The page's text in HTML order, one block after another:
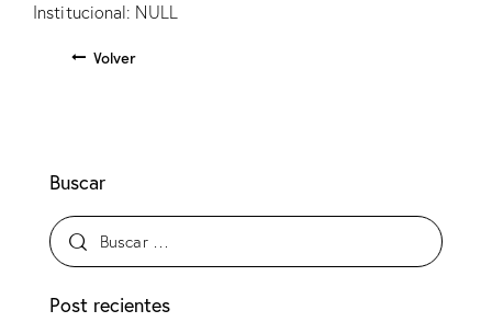
Institucional: NULL
Volver
Buscar
Post recientes